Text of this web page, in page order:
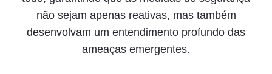
não sejam apenas reativas, mas também
desenvolvam um entendimento profundo das
ameaças emergentes.